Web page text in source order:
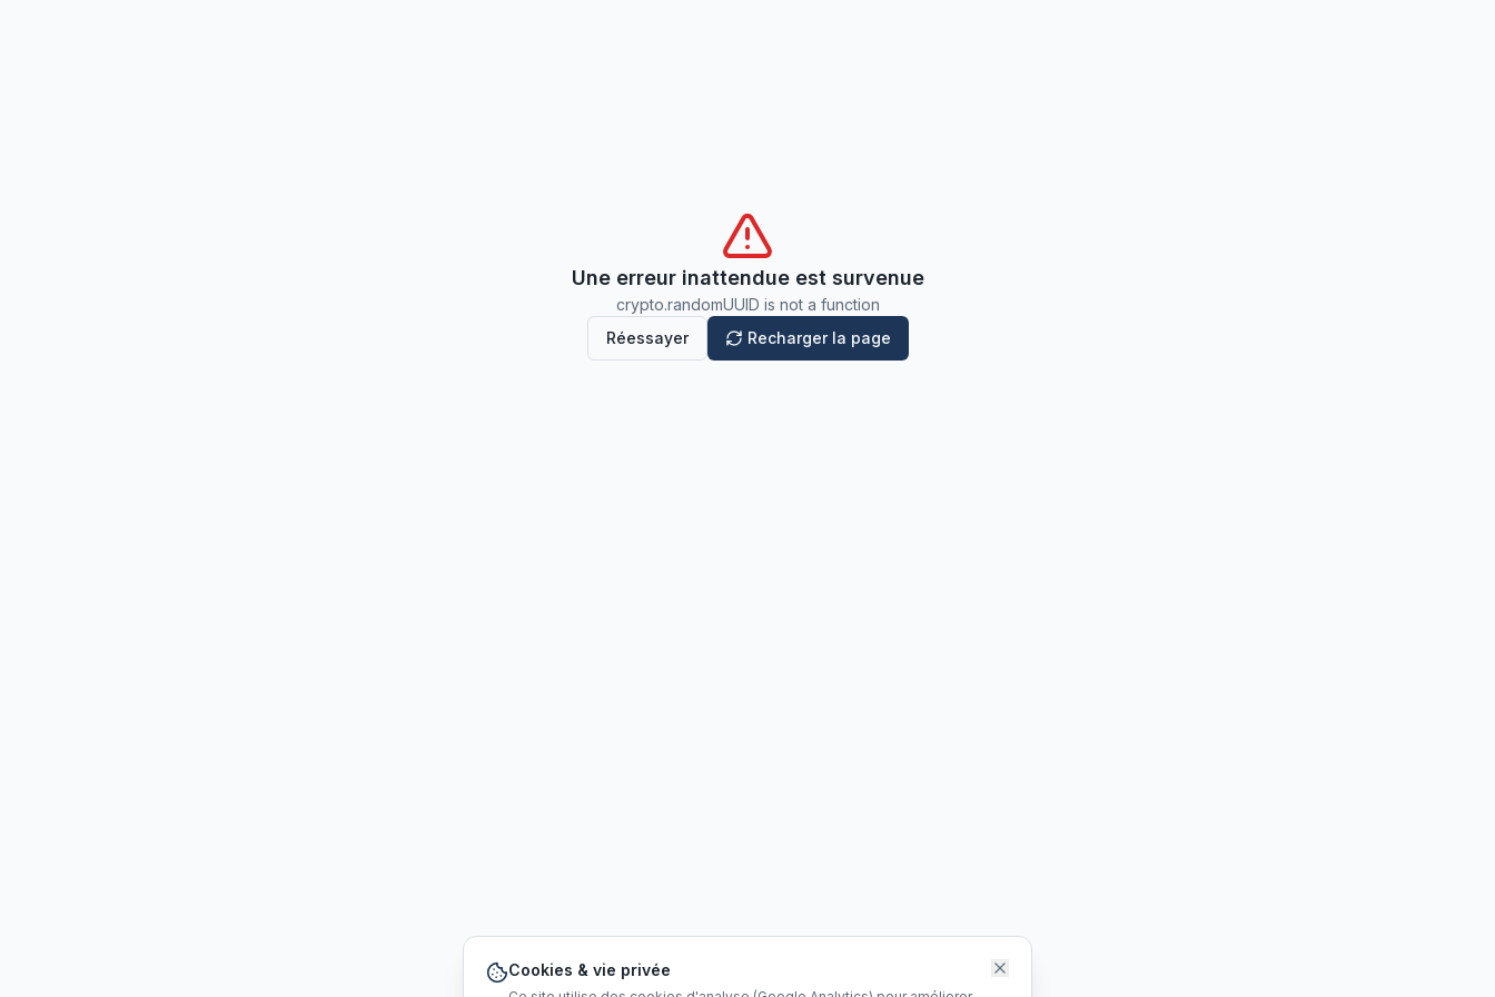
Une erreur inattendue est survenue
crypto.randomUUID is not a function
Réessayer
Recharger la page
Cookies & vie privée